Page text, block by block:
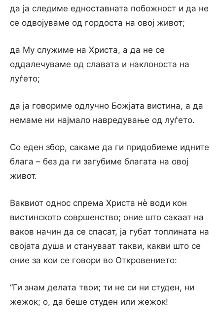
да jа следиме едноставната побожност и да не
се одвојуваме од гордоста на овој живот;
да My служиме на Христа, a да не се
оддалечуваме од славата и наклоноста на
луѓето;
да ja говориме одлучно Божјата вистина, a да
немаме ни најмало навредување од луѓето.
Co еден збор, сакаме да ги придобиеме идните
блага – без да ги загубиме благата на овој
живот.
Ваквиот однос спрема Христа нѐ води кон
вистинското совршенство; оние што сакаат на
ваков начин да се спасат, ja губат топлината на
својата душа и стануваат такви, какви што се
оние за кои се говори во Откровението:
“Ги знам делата твои; ти не си ни студен, ни
жежок; o, да беше студен или жежок!